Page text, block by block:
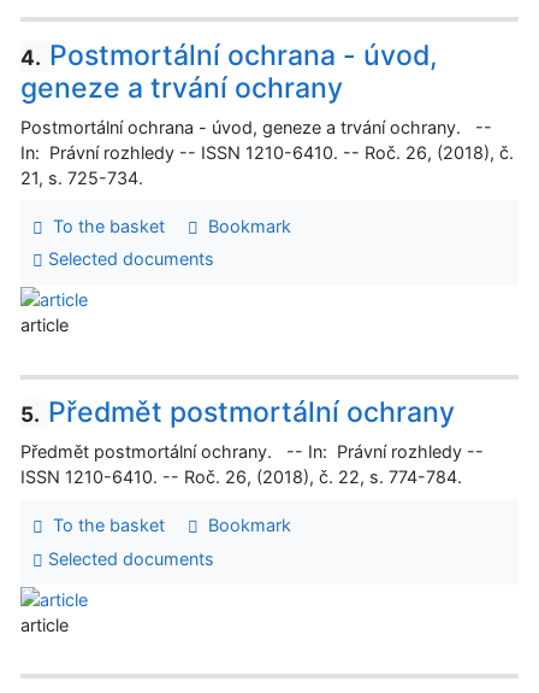
4. Postmortální ochrana - úvod,
geneze a trvání ochrany
Postmortální ochrana - úvod, geneze a trvání ochrany. --
In: Právní rozhledy -- ISSN 1210-6410. -- Roč. 26, (2018), č.
21, s. 725-734.
To the basket
Bookmark
Selected documents
article
5. Předmět postmortální ochrany
Předmět postmortální ochrany. -- In: Právní rozhledy --
ISSN 1210-6410. -- Roč. 26, (2018), č. 22, s. 774-784.
To the basket
Bookmark
Selected documents
article